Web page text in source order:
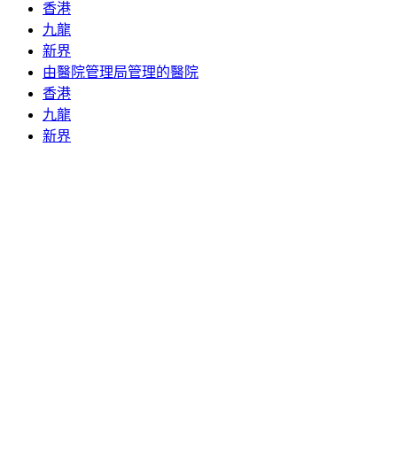
香港
九龍
新界
由醫院管理局管理的醫院
香港
九龍
新界